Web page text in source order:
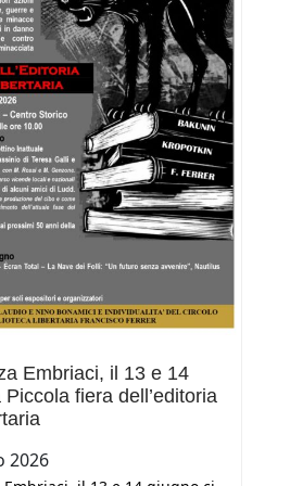
Embriaci, il 13 e 14
fiera dell’editoria
2026